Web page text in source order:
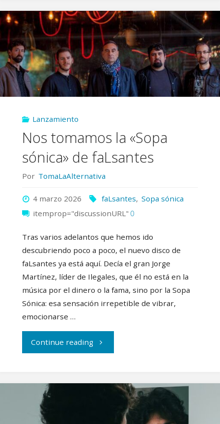
en
los
‘Trenes
de
Fer
Lanzamiento
Nos tomamos la «Sopa
sónica» de faLsantes
Por TomaLaAlternativa
4 marzo 2026 faLsantes, Sopa sónica
itemprop="discussionURL" 0
Tras varios adelantos que hemos ido
descubriendo poco a poco, el nuevo disco de
faLsantes ya está aquí. Decía el gran Jorge
Martínez, líder de Ilegales, que él no está en la
música por el dinero o la fama, sino por la Sopa
Sónica: esa sensación irrepetible de vibrar,
emocionarse …
Continue reading"Nos
la